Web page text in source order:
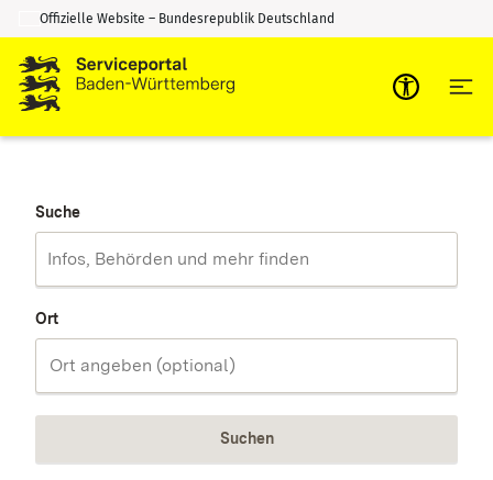
Zum Inhalt springen
Zur Suche springen
Offizielle Website – Bundesrepublik Deutschland
Suche
Ort
Suchen